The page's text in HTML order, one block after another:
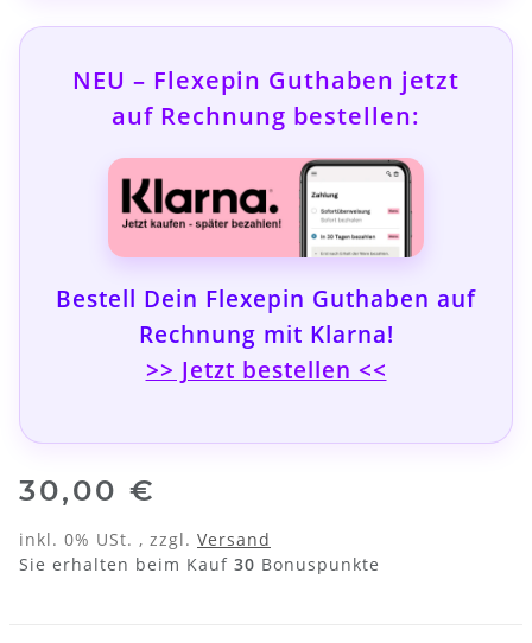
NEU – Flexepin Guthaben jetzt
auf Rechnung bestellen:
Bestell Dein Flexepin Guthaben auf
Rechnung mit Klarna!
>> Jetzt bestellen <<
30,00 €
inkl. 0% USt. , zzgl. Versand
Sie erhalten beim Kauf 30 Bonuspunkte